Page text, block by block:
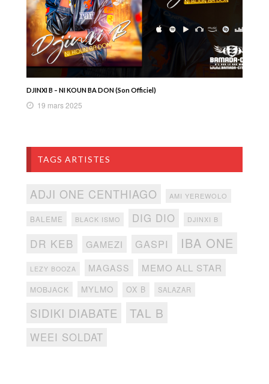
DJINXI B – NI KOUN BA DON (Son Officiel)
19 mars 2025
TAGS ARTISTES
ADJI ONE CENTHIAGO AMI YEREWOLO
BALEME BLACK ISMO DIG DIO DJINXI B
DR KEB GAMEZI GASPI IBA ONE
LEZY BOOZA MAGASS MEMO ALL STAR
MOBJACK MYLMO OX B SALAZAR
SIDIKI DIABATE TAL B
WEEI SOLDAT